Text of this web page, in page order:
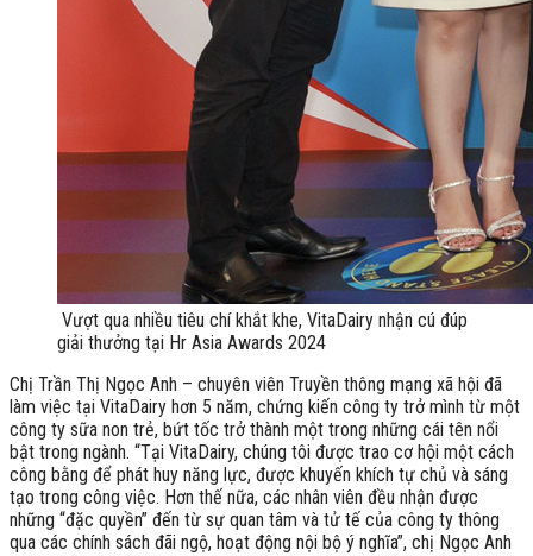
Vượt qua nhiều tiêu chí khắt khe, VitaDairy nhận cú đúp
giải thưởng tại Hr Asia Awards 2024
Chị Trần Thị Ngọc Anh – chuyên viên Truyền thông mạng xã hội đã
làm việc tại VitaDairy hơn 5 năm, chứng kiến công ty trở mình từ một
công ty sữa non trẻ, bứt tốc trở thành một trong những cái tên nổi
bật trong ngành. “Tại VitaDairy, chúng tôi được trao cơ hội một cách
công bằng để phát huy năng lực, được khuyến khích tự chủ và sáng
tạo trong công việc. Hơn thế nữa, các nhân viên đều nhận được
những “đặc quyền” đến từ sự quan tâm và tử tế của công ty thông
qua các chính sách đãi ngộ, hoạt động nội bộ ý nghĩa”, chị Ngọc Anh